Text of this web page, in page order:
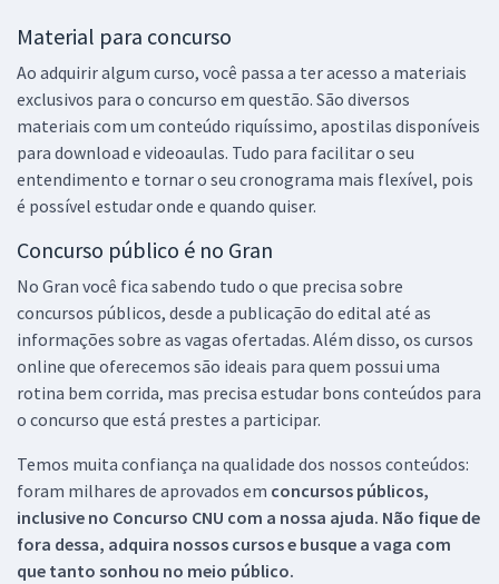
Material para concurso
Ao adquirir algum curso, você passa a ter acesso a materiais
exclusivos para o concurso em questão. São diversos
materiais com um conteúdo riquíssimo, apostilas disponíveis
para download e videoaulas. Tudo para facilitar o seu
entendimento e tornar o seu cronograma mais flexível, pois
é possível estudar onde e quando quiser.
Concurso público é no Gran
No Gran você fica sabendo tudo o que precisa sobre
concursos públicos, desde a publicação do edital até as
informações sobre as vagas ofertadas. Além disso, os cursos
online que oferecemos são ideais para quem possui uma
rotina bem corrida, mas precisa estudar bons conteúdos para
o concurso que está prestes a participar.
Temos muita confiança na qualidade dos nossos conteúdos:
foram milhares de aprovados em concursos públicos,
inclusive no Concurso CNU com a nossa ajuda. Não fique de
fora dessa, adquira nossos cursos e busque a vaga com
que tanto sonhou no meio público.